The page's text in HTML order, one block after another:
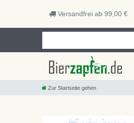
Versandfrei ab 99,00 €
Zur Startseite gehen